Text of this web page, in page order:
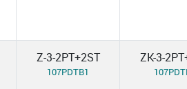
Z-3-2PT+2ST
107PDTB1
ZK-3-